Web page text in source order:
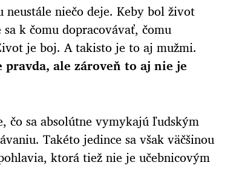
niečo deje. Keby bol život
k čomu dopracovávať, čomu
je boj. A takisto je to aj mužmi.
ale zároveň to aj nie je
čo sa absolútne vymykajú ľudským
Takéto jedince sa však väčšinou
ktorá tiež nie je učebnicovým